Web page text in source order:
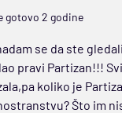
gotovo 2 godine
se da ste
pravi Partizan!!!
koliko je
Što im